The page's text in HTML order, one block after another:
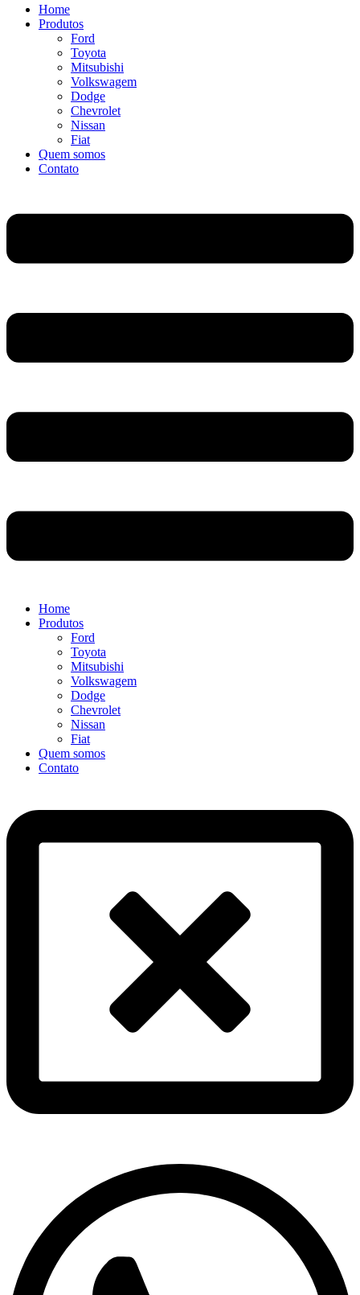
Home
Produtos
Ford
Toyota
Mitsubishi
Volkswagem
Dodge
Chevrolet
Nissan
Fiat
Quem somos
Contato
Home
Produtos
Ford
Toyota
Mitsubishi
Volkswagem
Dodge
Chevrolet
Nissan
Fiat
Quem somos
Contato